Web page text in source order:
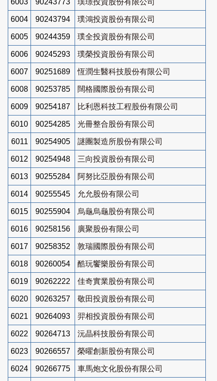
6004 90243794 璞鴻投資股份有限公司
6005 90244359 璞全投資股份有限公司
6006 90245293 璞榮投資股份有限公司
6007 90251689 恆潤生醫科技股份有限公司
6008 90253785 闊格國際股份有限公司
6009 90254187 比利恩科技工程股份有限公司
6010 90254285 光冊整合股份有限公司
6011 90254905 謎團製造所股份有限公司
6012 90254948 三向投資股份有限公司
6013 90255284 阿努比亞股份有限公司
6014 90255545 允允股份有限公司
6015 90255904 烏龜烏龜股份有限公司
6016 90258156 廣聚股份有限公司
6017 90258352 敦瑞國際股份有限公司
6018 90260054 酷玩饗樂股份有限公司
6019 90262222 佳奇實業股份有限公司
6020 90263257 敬田投資股份有限公司
6021 90264093 羿相投資股份有限公司
6022 90264713 沅晶科技股份有限公司
6023 90266557 榮曜創新股份有限公司
6024 90266775 車馬炮文化股份有限公司